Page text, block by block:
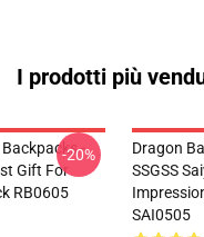
I prodotti più
-
Gift For
RB0605
-20%
Dragon
SSGSS
SAI0505